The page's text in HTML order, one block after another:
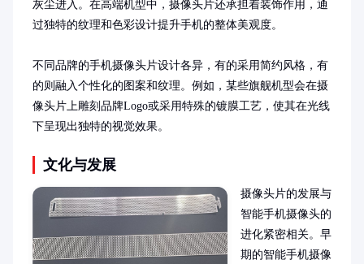
灰尘进入。在高端机型中，摄像头片还承担着装饰作用，通
过独特的纹理和色彩设计提升手机的整体美观度。
不同品牌的手机摄像头片设计各异，有的采用简约风格，有
的则融入个性化的图案和纹理。例如，某些旗舰机型会在摄
像头片上雕刻品牌Logo或采用特殊的镀膜工艺，使其在光线
下呈现出独特的视觉效果。
文化与发展
摄像头片的发展与
智能手机摄像头的
进化紧密相关。早
期的智能手机摄像